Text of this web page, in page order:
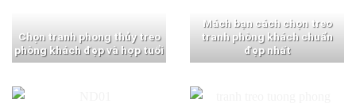
Chọn tranh phong thủy treo
phòng khách đẹp và hợp tuổi
Mách bạn cách chọn treo
tranh phòng khách chuẩn
đẹp nhất